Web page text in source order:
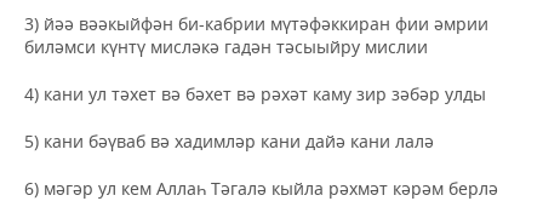
3) йәә вәәкыйфән би-кабрии мүтәфәккиран фии әмрии
биләмси күнтү мисләкә гадән тәсыыйру мислии
4) кани ул тәхет вә бәхет вә рәхәт каму зир зәбәр улды
5) кани бәүваб вә хадимләр кани дайә кани лалә
6) мәгәр ул кем Аллаһ Тәгалә кыйла рәхмәт кәрәм берлә